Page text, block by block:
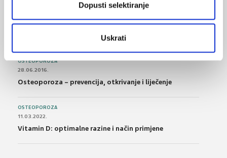
Dopusti selektiranje
Uskrati
01.07.2017.
Što su probiotici i kako se proizvode?
OSTEOPOROZA
28.06.2016.
Osteoporoza – prevencija, otkrivanje i liječenje
OSTEOPOROZA
11.03.2022.
Vitamin D: optimalne razine i način primjene